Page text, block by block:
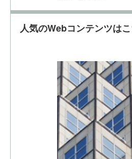
人気のWebコンテンツは